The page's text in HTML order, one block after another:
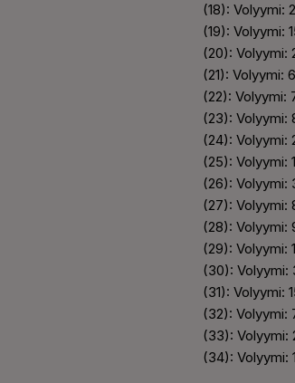
(18): Volyymi:
(19): Volyymi:
(20): Volyymi:
(21): Volyymi:
(22): Volyymi:
(23): Volyymi:
(24): Volyymi:
(25): Volyymi:
(26): Volyymi:
(27): Volyymi:
(28): Volyymi:
(29): Volyymi:
(30): Volyymi:
(31): Volyymi:
(32): Volyymi:
(33): Volyymi:
(34): Volyymi: